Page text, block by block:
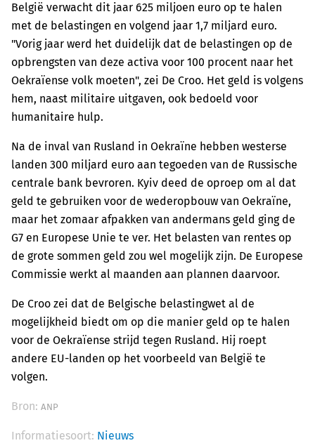
België verwacht dit jaar 625 miljoen euro op te halen
met de belastingen en volgend jaar 1,7 miljard euro.
"Vorig jaar werd het duidelijk dat de belastingen op de
opbrengsten van deze activa voor 100 procent naar het
Oekraïense volk moeten", zei De Croo. Het geld is volgens
hem, naast militaire uitgaven, ook bedoeld voor
humanitaire hulp.
Na de inval van Rusland in Oekraïne hebben westerse
landen 300 miljard euro aan tegoeden van de Russische
centrale bank bevroren. Kyiv deed de oproep om al dat
geld te gebruiken voor de wederopbouw van Oekraïne,
maar het zomaar afpakken van andermans geld ging de
G7 en Europese Unie te ver. Het belasten van rentes op
de grote sommen geld zou wel mogelijk zijn. De Europese
Commissie werkt al maanden aan plannen daarvoor.
De Croo zei dat de Belgische belastingwet al de
mogelijkheid biedt om op die manier geld op te halen
voor de Oekraïense strijd tegen Rusland. Hij roept
andere EU-landen op het voorbeeld van België te
volgen.
Bron: ANP
Informatiesoort: Nieuws